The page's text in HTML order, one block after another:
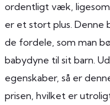
ordentligt væk,
er et stort plus. Denne
de fordele, som man
babydyne til sit barn.
egenskaber, så er
prisen, hvilket er